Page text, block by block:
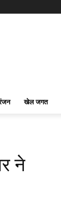
खेल जगत
ने